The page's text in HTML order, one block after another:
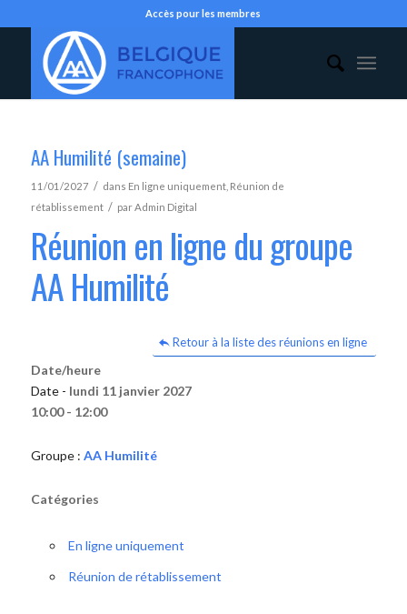
Accès pour les membres
AA Humilité (semaine)
11/01/2027 / dans En ligne uniquement, Réunion de
rétablissement / parAdmin Digital
Réunion en ligne du groupe
AA Humilité
Retour à la liste des réunions en ligne
Date/heure
Date - lundi 11 janvier 2027
10:00 - 12:00
Groupe : AA Humilité
Catégories
En ligne uniquement
Réunion de rétablissement